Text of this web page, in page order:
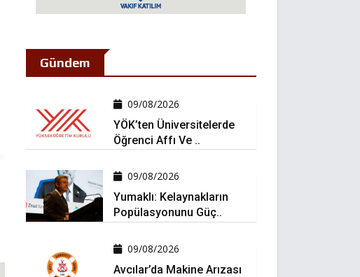
Gündem
09/08/2026
YÖK’ten Üniversitelerde
Öğrenci Affı Ve ..
09/08/2026
Yumaklı: Kelaynakların
Popülasyonunu Güç..
09/08/2026
Avcılar’da Makine Arızası